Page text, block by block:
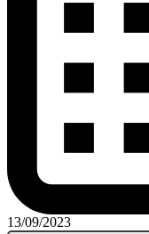
13/09/2023